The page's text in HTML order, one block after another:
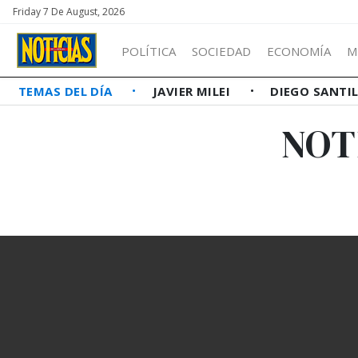
Friday 7 De August, 2026
POLÍTICA SOCIEDAD ECONOMÍA
TEMAS DEL DÍA JAVIER MILEI DIEGO